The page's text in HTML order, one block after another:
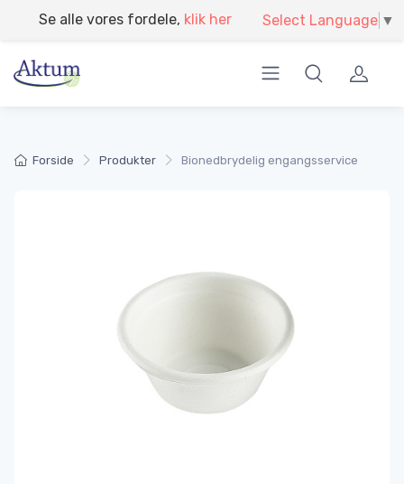
Select Language ▼
Modtag din egen miljørapport
Forside Produkter Bionedbrydelig engangsservice